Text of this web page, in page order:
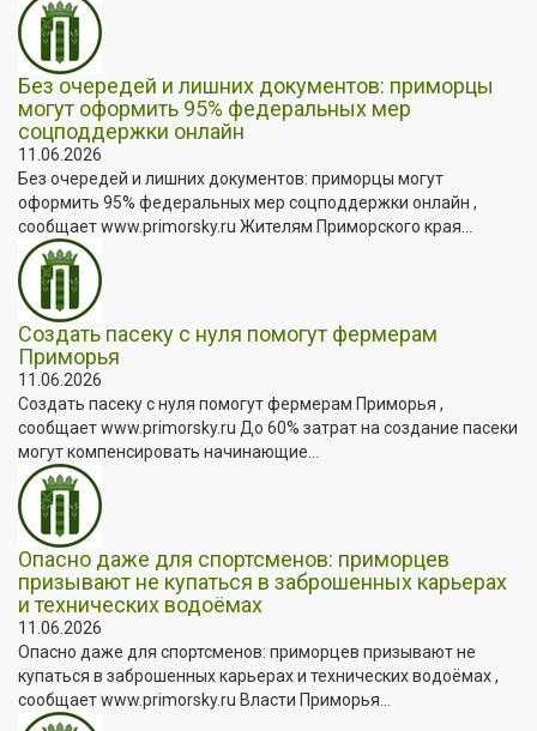
Без очередей и лишних документов: приморцы
могут оформить 95% федеральных мер
соцподдержки онлайн
11.06.2026
Без очередей и лишних документов: приморцы могут
оформить 95% федеральных мер соцподдержки онлайн ,
сообщает www.primorsky.ru Жителям Приморского края...
Создать пасеку с нуля помогут фермерам
Приморья
11.06.2026
Создать пасеку с нуля помогут фермерам Приморья ,
сообщает www.primorsky.ru До 60% затрат на создание пасеки
могут компенсировать начинающие...
Опасно даже для спортсменов: приморцев
призывают не купаться в заброшенных карьерах
и технических водоёмах
11.06.2026
Опасно даже для спортсменов: приморцев призывают не
купаться в заброшенных карьерах и технических водоёмах ,
сообщает www.primorsky.ru Власти Приморья...